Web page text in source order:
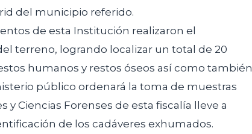
del municipio referido.
de esta Institución realizaron el
terreno, logrando localizar un total de 20
humanos y restos óseos así como también
público ordenará la toma de muestras
y Ciencias Forenses de esta fiscalía lleve a
de los cadáveres exhumados.